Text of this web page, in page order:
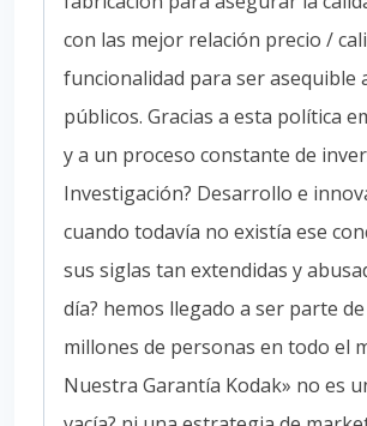
con las mejor relación precio /
funcionalidad para ser asequible
públicos. Gracias a esta política
y a un proceso constante de
Investigación? Desarrollo e
cuando todavía no existía ese
sus siglas tan extendidas y
día? hemos llegado a ser parte
millones de personas en todo el
Nuestra Garantía Kodak» no es